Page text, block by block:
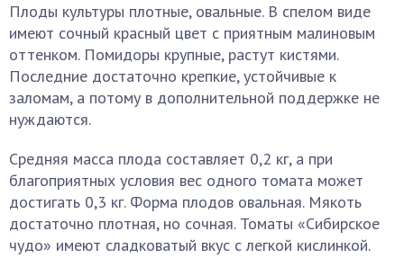
Плоды культуры плотные, овальные. В спелом виде
имеют сочный красный цвет с приятным малиновым
оттенком. Помидоры крупные, растут кистями.
Последние достаточно крепкие, устойчивые к
заломам, а потому в дополнительной поддержке не
нуждаются.
Средняя масса плода составляет 0,2 кг, а при
благоприятных условия вес одного томата может
достигать 0,3 кг. Форма плодов овальная. Мякоть
достаточно плотная, но сочная. Томаты «Сибирское
чудо» имеют сладковатый вкус с легкой кислинкой.